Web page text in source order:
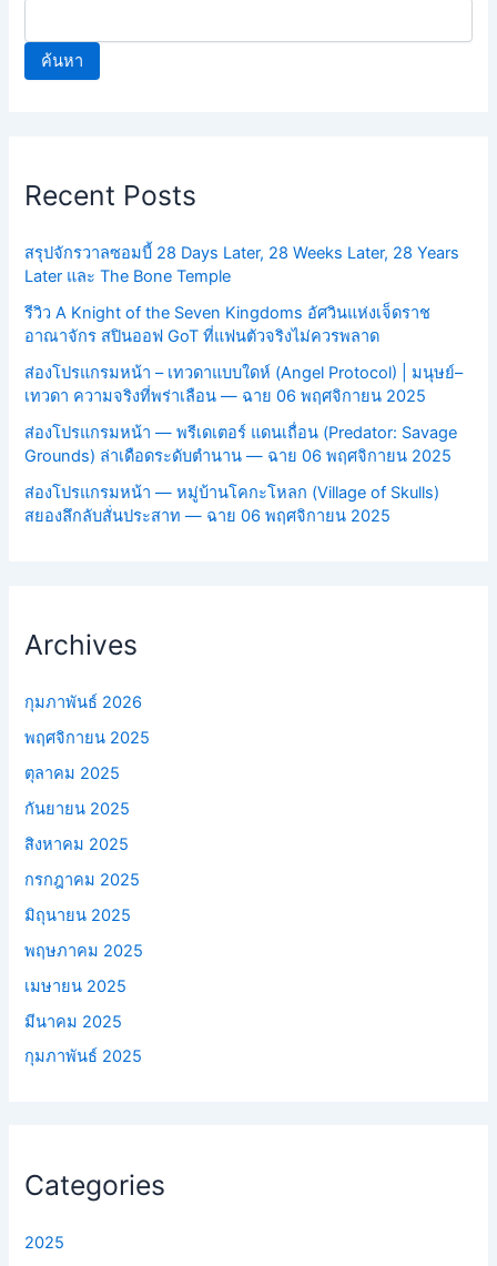
ค้นหา
Recent Posts
สรุปจักรวาลซอมบี้ 28 Days Later, 28 Weeks Later, 28 Years
Later และ The Bone Temple
รีวิว A Knight of the Seven Kingdoms อัศวินแห่งเจ็ดราช
อาณาจักร สปินออฟ GoT ที่แฟนตัวจริงไม่ควรพลาด
ส่องโปรแกรมหน้า – เทวดาแบบใดห์ (Angel Protocol) | มนุษย์–
เทวดา ความจริงที่พร่าเลือน — ฉาย 06 พฤศจิกายน 2025
ส่องโปรแกรมหน้า — พรีเดเตอร์ แดนเถื่อน (Predator: Savage
Grounds) ล่าเดือดระดับตำนาน — ฉาย 06 พฤศจิกายน 2025
ส่องโปรแกรมหน้า — หมู่บ้านโคกะโหลก (Village of Skulls)
สยองลึกลับสั่นประสาท — ฉาย 06 พฤศจิกายน 2025
Archives
กุมภาพันธ์ 2026
พฤศจิกายน 2025
ตุลาคม 2025
กันยายน 2025
สิงหาคม 2025
กรกฎาคม 2025
มิถุนายน 2025
พฤษภาคม 2025
เมษายน 2025
มีนาคม 2025
กุมภาพันธ์ 2025
Categories
2025